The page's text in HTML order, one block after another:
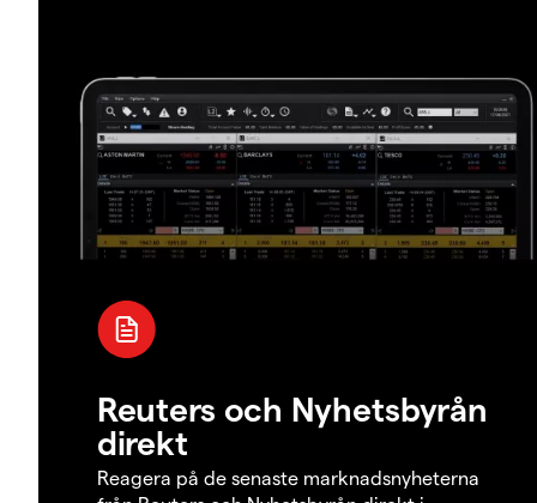
Reuters och Nyhetsbyrån
direkt
Reagera på de senaste marknadsnyheterna